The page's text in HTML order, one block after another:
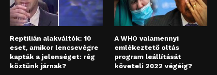
Reptilián alakváltók: 10
eset, amikor lencsevégre
kapták a jelenséget: rég
köztünk járnak?
A WHO valamennyi
emlékeztető oltás
program leállítását
követeli 2022 végéig?